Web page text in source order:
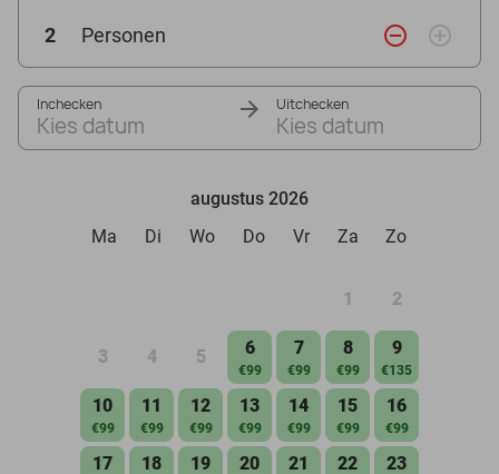
2 Personen remove_circle_outline add_circle_outline
Inchecken
Kies datum
Uitchecken
Kies datum
augustus 2026
Ma
Di Wo Do Vr Za Zo
1 2
3 4 5 6
€99
7
€99
8
€99
9
€135
10
€99
11
€99
12
€99
13
€99
14
€99
15
€99
16
€99
17 18 19 20 21 22 23